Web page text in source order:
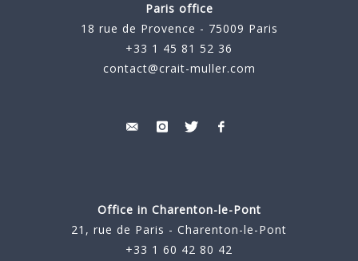
Paris office
18 rue de Provence - 75009 Paris
+33 1 45 81 52 36
contact@crait-muller.com
Office in Charenton-le-Pont
21, rue de Paris - Charenton-le-Pont
+33 1 60 42 80 42